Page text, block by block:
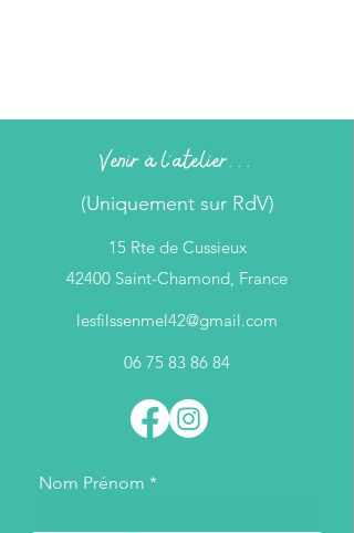
Venir à l'atelier...
(Uniquement sur RdV)
15 Rte de Cussieux
42400 Saint-Chamond, France
lesfilssenmel42@gmail.com
06 75 83 86 84
Nom Prénom